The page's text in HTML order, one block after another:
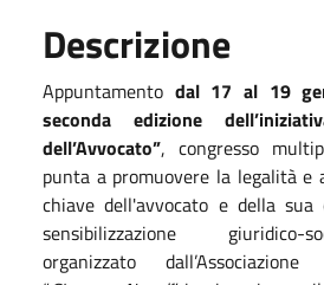
Descrizione
Appuntamento dal 17 al 19
seconda edizione
dell’Avvocato”, congresso
punta a promuovere la legalità e
chiave dell'avvocato e della
sensibilizzazione giuridico-
organizzato